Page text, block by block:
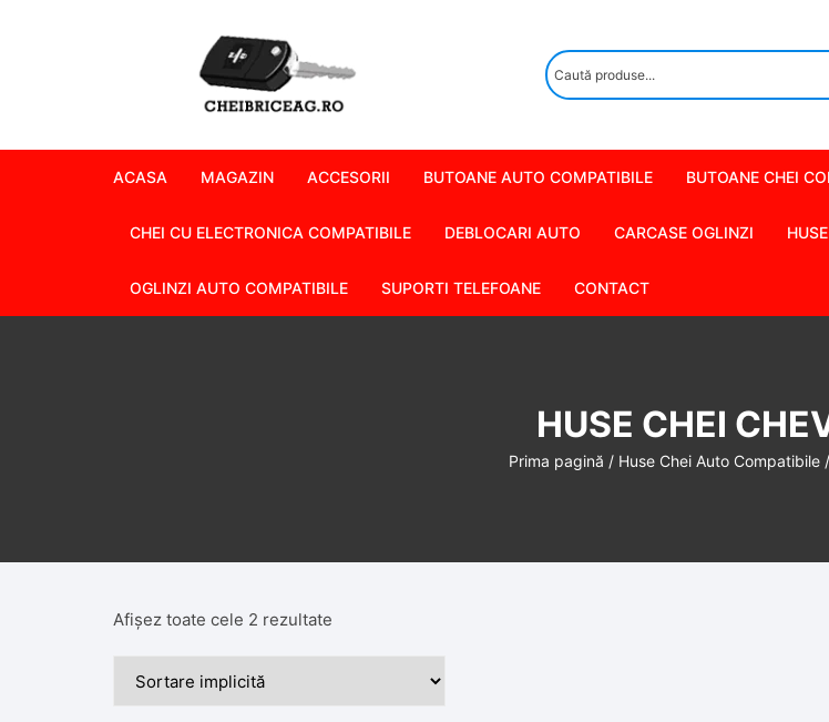
ACASA MAGAZIN ACCESORII BUTOANE AUTO COMPATIBILE BUTOANE CHEI
CHEI CU ELECTRONICA COMPATIBILE DEBLOCARI AUTO CARCASE OGLINZI
OGLINZI AUTO COMPATIBILE SUPORTI TELEFOANE CONTACT
HUSE CHEI
Prima pagină / Huse Chei Auto Compatibile/
Afișez toate cele 2 rezultate